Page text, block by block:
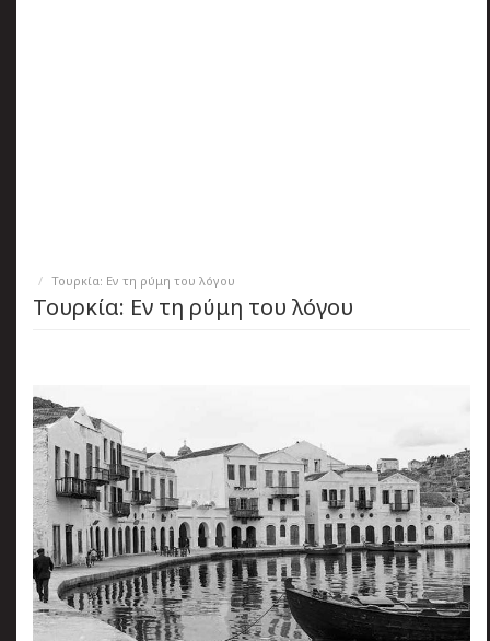
Τουρκία: Εν τη ρύμη του λόγου
Τουρκία: Εν τη ρύμη του λόγου